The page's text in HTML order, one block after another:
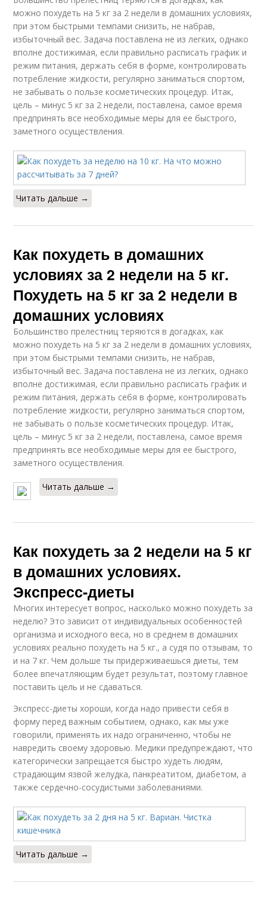
можно похудеть на 5 кг за 2 недели в домашних условиях,
при этом быстрыми темпами снизить, не набрав,
избыточный вес. Задача поставлена не из легких, однако
вполне достижимая, если правильно расписать график и
режим питания, держать себя в форме, контролировать
потребление жидкости, регулярно заниматься спортом,
не забывать о пользе косметических процедур. Итак,
цель – минус 5 кг за 2 недели, поставлена, самое время
предпринять все необходимые меры для ее быстрого,
заметного осуществления.
Читать дальше →
Как похудеть в домашних
условиях за 2 недели на 5 кг.
Похудеть на 5 кг за 2 недели в
домашних условиях
Большинство прелестниц теряются в догадках, как
можно похудеть на 5 кг за 2 недели в домашних условиях,
при этом быстрыми темпами снизить, не набрав,
избыточный вес. Задача поставлена не из легких, однако
вполне достижимая, если правильно расписать график и
режим питания, держать себя в форме, контролировать
потребление жидкости, регулярно заниматься спортом,
не забывать о пользе косметических процедур. Итак,
цель – минус 5 кг за 2 недели, поставлена, самое время
предпринять все необходимые меры для ее быстрого,
заметного осуществления.
Читать дальше →
Как похудеть за 2 недели на 5 кг
в домашних условиях.
Экспресс-диеты
Многих интересует вопрос, насколько можно похудеть за
неделю? Это зависит от индивидуальных особенностей
организма и исходного веса, но в среднем в домашних
условиях реально похудеть на 5 кг., а судя по отзывам, то
и на 7 кг. Чем дольше ты придерживаешься диеты, тем
более впечатляющим будет результат, поэтому главное
поставить цель и не сдаваться.
Экспресс-диеты хороши, когда надо привести себя в
форму перед важным событием, однако, как мы уже
говорили, применять их надо ограниченно, чтобы не
навредить своему здоровью. Медики предупреждают, что
категорически запрещается быстро худеть людям,
страдающим язвой желудка, панкреатитом, диабетом, а
также сердечно-сосудистыми заболеваниями.
Читать дальше →